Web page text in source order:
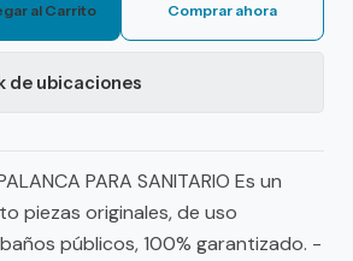
al Carrito Comprar ahora
de ubicaciones
PARA SANITARIO Es un
piezas originales, de uso
públicos, 100% garantizado. -